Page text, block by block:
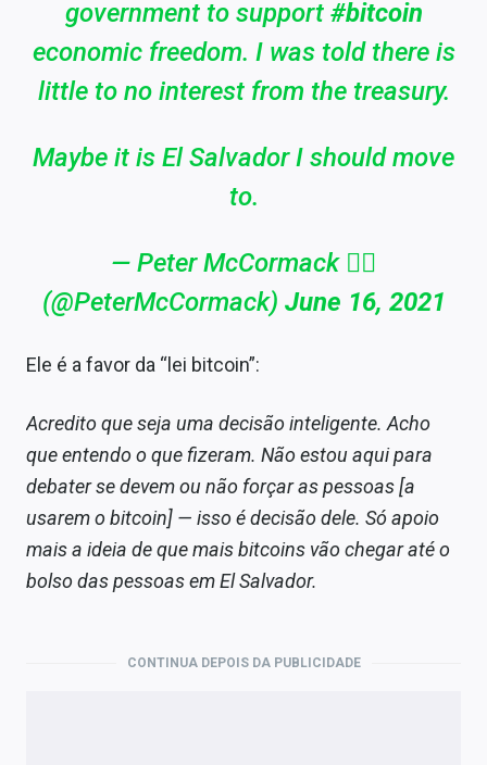
government to support #bitcoin
economic freedom. I was told there is
little to no interest from the treasury.
Maybe it is El Salvador I should move
to.
— Peter McCormack 🏴‍☠️
(@PeterMcCormack) June 16, 2021
Ele é a favor da “lei bitcoin”:
Acredito que seja uma decisão inteligente. Acho
que entendo o que fizeram. Não estou aqui para
debater se devem ou não forçar as pessoas [a
usarem o bitcoin] — isso é decisão dele. Só apoio
mais a ideia de que mais bitcoins vão chegar até o
bolso das pessoas em El Salvador.
CONTINUA DEPOIS DA PUBLICIDADE